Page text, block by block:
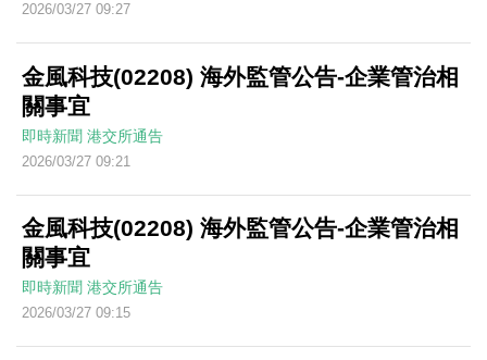
2026/03/27 09:27
金風科技(02208) 海外監管公告-企業管治相
關事宜
即時新聞 港交所通告
2026/03/27 09:21
金風科技(02208) 海外監管公告-企業管治相
關事宜
即時新聞 港交所通告
2026/03/27 09:15